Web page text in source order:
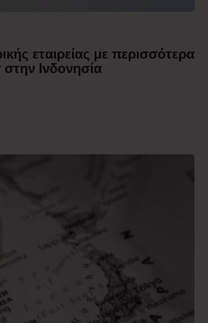
εταιρείας με περισσότερα
Ινδονησία